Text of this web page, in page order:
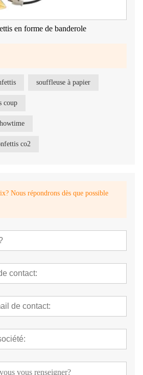
en forme de banderole
souffleuse à papier
coup
co2
Nous répondrons dès que possible